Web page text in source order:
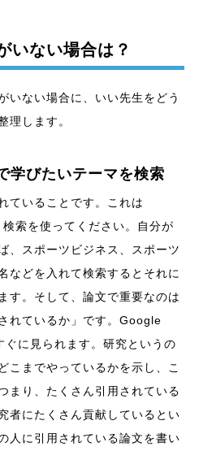
いない場合は？
いない場合に、いい先生をどう
理します。
びたいテーマを検索
ていることです。これは
索を使ってください。自分が
、スポーツビジネス、スポーツ
などを入れて検索するとそれに
す。そして、論文で重要なのは
れているか」です。Google
に見られます。研究というの
こまでやっているかを示し、こ
まり、たくさん引用されている
者にたくさん貢献しているとい
人に引用されている論文を書い